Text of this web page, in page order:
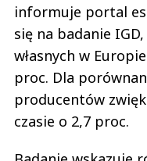
informuje portal
się na badanie
własnych w
proc. Dla
producentów
czasie o 2,7 proc.